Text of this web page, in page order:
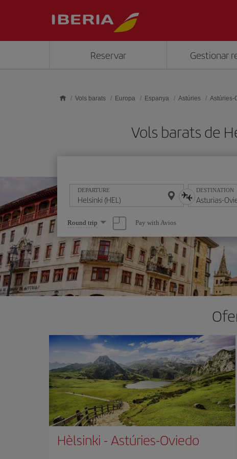
Reservar Gestionar
Vols barats Europa Espanya Astúries Astúries-
Vols barats de
DEPARTURE DESTINATION
Select
one
option
Round trip Pay with Avios
Hèlsinki -Astúries-Oviedo